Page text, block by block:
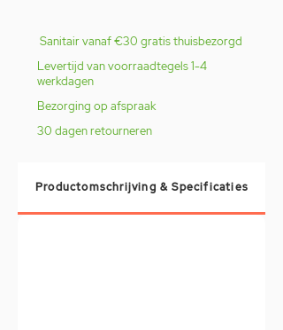
Sanitair vanaf €30 gratis thuisbezorgd
Levertijd van voorraadtegels 1-4
werkdagen
Bezorging op afspraak
30 dagen retourneren
Productomschrijving & Specificaties